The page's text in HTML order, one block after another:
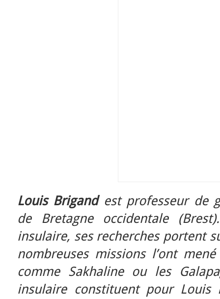
Louis Brigand est professeur de
de Bretagne occidentale
insulaire, ses recherches portent
nombreuses missions l’ont
comme Sakhaline ou les
insulaire constituent pour Louis